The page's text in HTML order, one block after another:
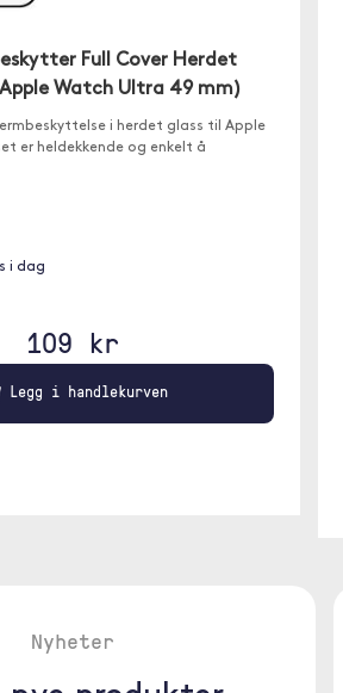
Full Cover Herdet
Watch Ultra 49 mm)
i herdet glass til Apple
er heldekkende og enkelt å
i dag
109 kr
Legg i handlekurven
Nyheter